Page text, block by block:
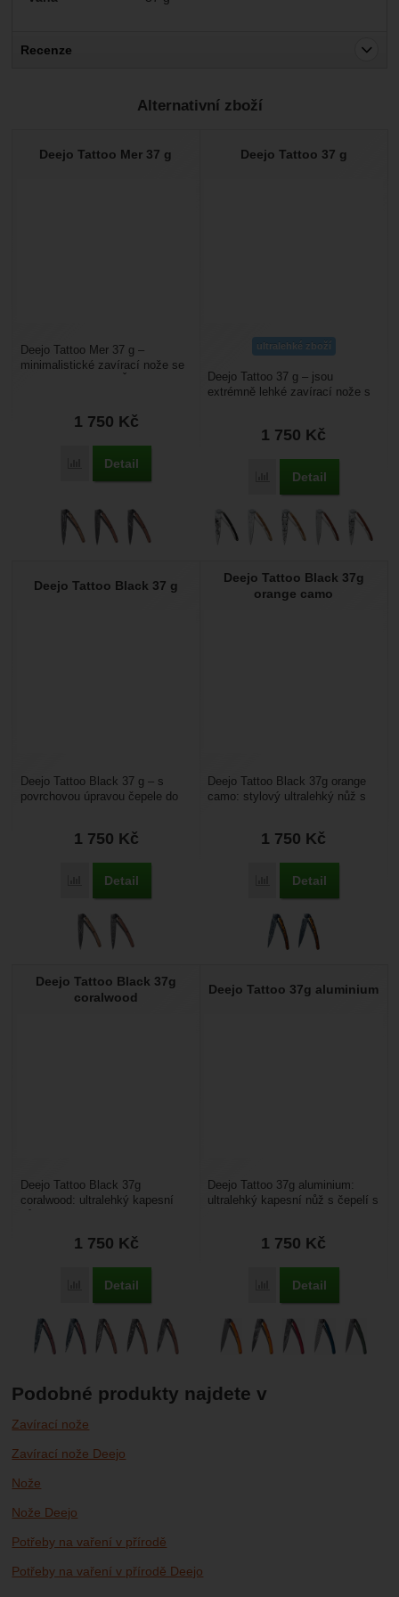
Recenze
Nebyla přidána žádná recenze.
Alternativní zboží
Deejo Tattoo Mer 37 g
1 750 Kč
Porovnat
Detail
Deejo Tattoo Mer 37 g –
minimalistické zavírací nože se
Deejo Tattoo 37 g
ultralehké zboží
1 750 Kč
Porovnat
Detail
Deejo Tattoo 37 g – jsou
extrémně lehké zavírací nože s
Deejo Tattoo Black 37 g
1 750 Kč
Porovnat
Detail
Deejo Tattoo Black 37 g – s
povrchovou úpravou čepele do
Deejo Tattoo Black 37g
orange camo
1 750 Kč
Porovnat
Detail
Deejo Tattoo Black 37g orange
camo: stylový ultralehký nůž s
Deejo Tattoo Black 37g
coralwood
1 750 Kč
Porovnat
Detail
Deejo Tattoo Black 37g
coralwood: ultralehký kapesní
Deejo Tattoo 37g aluminium
1 750 Kč
Porovnat
Detail
Deejo Tattoo 37g aluminium:
ultralehký kapesní nůž s čepelí s
Podobné produkty najdete v
Zavírací nože
Zavírací nože Deejo
Nože
Nože Deejo
Potřeby na vaření v přírodě
Potřeby na vaření v přírodě Deejo